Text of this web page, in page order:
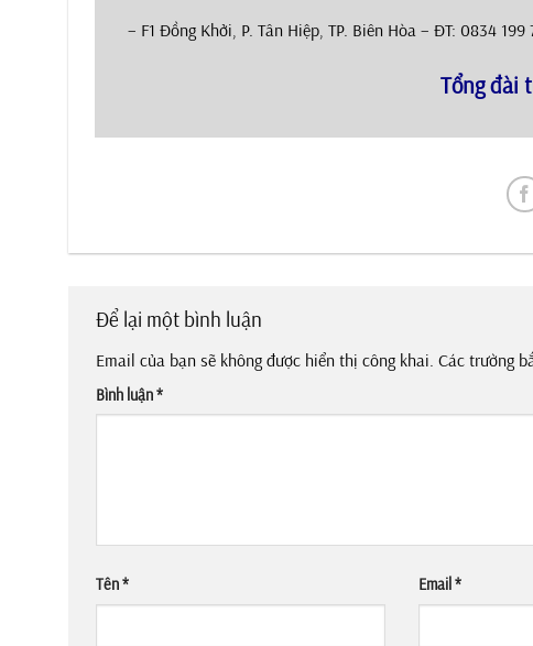
– F1 Đồng Khởi, P. Tân Hiệp, TP. Biên Hòa – ĐT: 0834 199
Tổng đài
Để lại một bình luận
Email của bạn sẽ không được hiển thị công khai. Các trường
Bình luận*
Tên* Email*